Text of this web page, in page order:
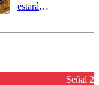
estará
el fin de la
reconstrucciónSeñal 2